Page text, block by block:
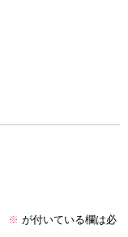
※ が付いている欄は必